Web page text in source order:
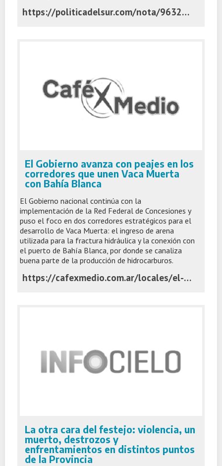
https://politicadelsur.com/nota/96328/suben-mas-del-70-los-accidentes-ferroviarios-alertan-sobre-una-inminente-tragedia/
El Gobierno avanza con peajes en los
corredores que unen Vaca Muerta
con Bahía Blanca
El Gobierno nacional continúa con la
implementación de la Red Federal de Concesiones y
puso el foco en dos corredores estratégicos para el
desarrollo de Vaca Muerta: el ingreso de arena
utilizada para la fractura hidráulica y la conexión con
el puerto de Bahía Blanca, por donde se canaliza
buena parte de la producción de hidrocarburos.
https://cafexmedio.com.ar/locales/el-gobierno-avanza-con-peajes-en-los-corredores-que-unen-vaca-muerta-con-bahia-blanca/
La otra cara del festejo: violencia, un
muerto, destrozos y
enfrentamientos en distintos puntos
de la Provincia